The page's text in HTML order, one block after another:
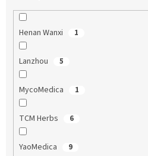
Henan Wanxi 1
Lanzhou 5
MycoMedica 1
TCM Herbs 6
YaoMedica 9